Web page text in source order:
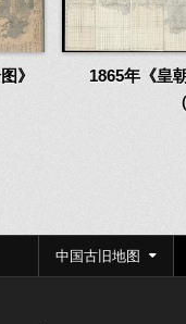
》
1865年《皇
中国古旧地图